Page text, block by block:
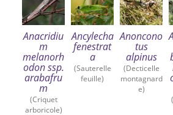
Anacridiu
m
melanorh
odon ssp.
arabafru
m
(Criquet
arboricole)
Ancylecha
fenestrat
a
(Sauterelle
feuille)
Anoncono
tus
alpinus
(Decticelle
montagnard
e)